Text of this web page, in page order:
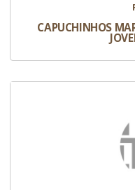
CAPUCHINHOS